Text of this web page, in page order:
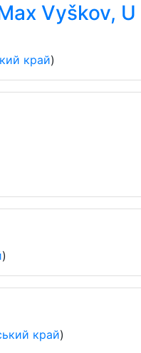
Vyškov, U
край)
)
край)